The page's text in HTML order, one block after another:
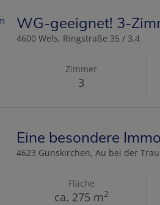
WG-geeignet! 3-
4600 Wels, Ringstraße 35 / 3.4
Zimmer
3
Eine besondere
4623 Gunskirchen, Au bei der
Fläche
ca. 275 m2